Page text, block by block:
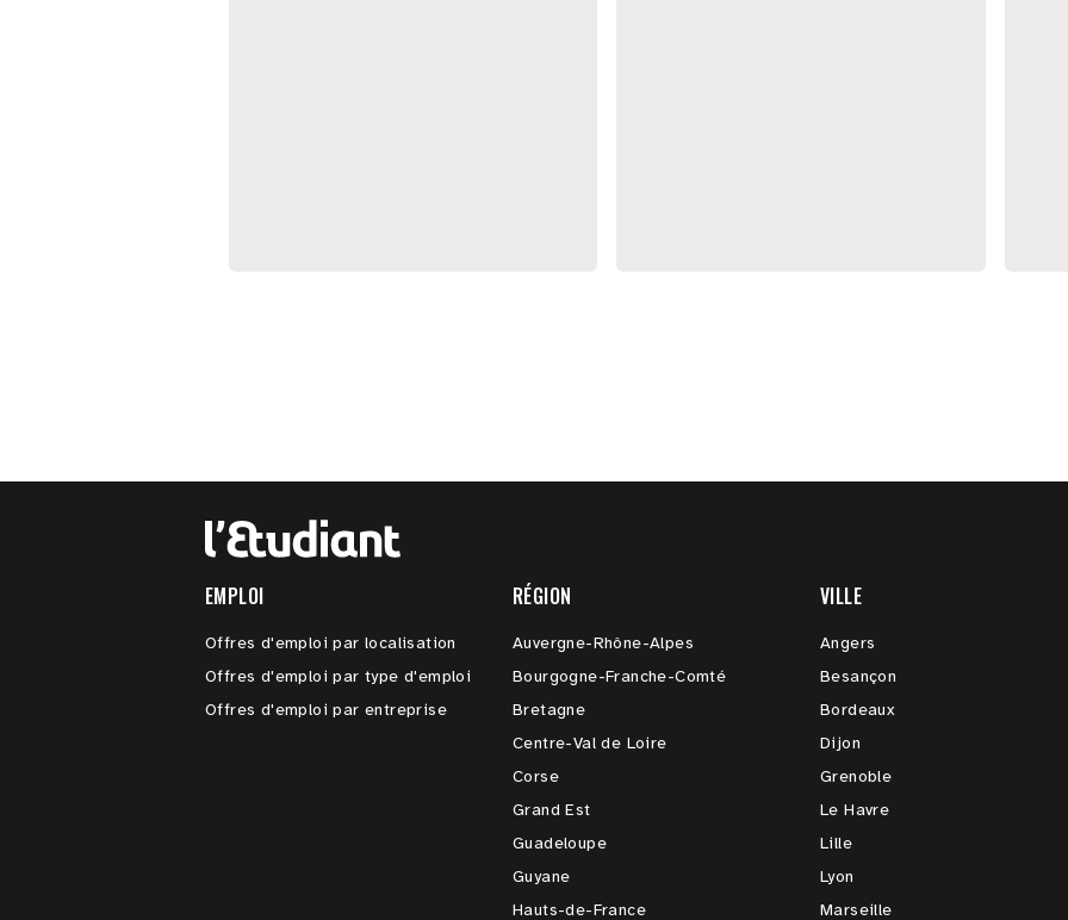
EMPLOI
Offres d'emploi par localisation
Offres d'emploi par type d'emploi
Offres d'emploi par entreprise
RÉGION
Auvergne-Rhône-Alpes
Bourgogne-Franche-Comté
Bretagne
Centre-Val de Loire
Corse
Grand Est
Guadeloupe
Guyane
Hauts-de-France
VILLE
Angers
Besançon
Bordeaux
Dijon
Grenoble
Le Havre
Lille
Lyon
Marseille